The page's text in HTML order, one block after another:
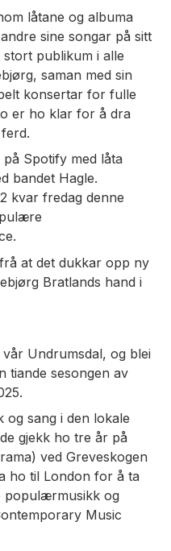
låtane og albuma
sine songar på sitt
publikum i alle
saman med sin
konsertar for fulle
er ho klar for å dra
Spotify med låta
bandet Hagle.
kvar fredag denne
at det dukkar opp ny
Bratlands hand i
Undrumsdal, og blei
tiande sesongen av
og sang i den lokale
gjekk ho tre år på
ved Greveskogen
ho til London for å ta
populærmusikk og
Music